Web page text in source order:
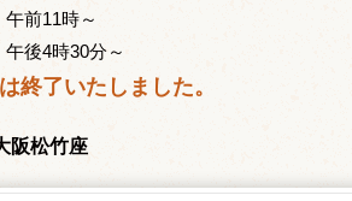
前11時～
後4時30分～
終了いたしました。
阪松竹座